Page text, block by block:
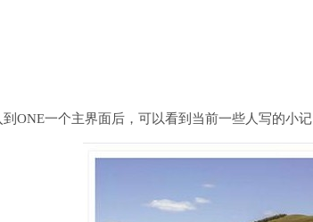
ONE一个主界面后，可以看到当前一些人写的小记